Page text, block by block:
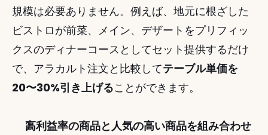
規模は必要ありません。例えば、地元に根ざした
ビストロが前菜、メイン、デザートをプリフィッ
クスのディナーコースとしてセット提供するだけ
で、アラカルト注文と比較してテーブル単価を
20〜30%引き上げることができます。
高利益率の商品と人気の高い商品を組み合わせ